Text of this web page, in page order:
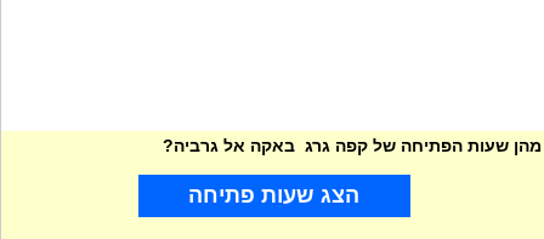
מהן שעות הפתיחה של קפה גרג באקה אל גרביה?
הצג שעות פתיחה